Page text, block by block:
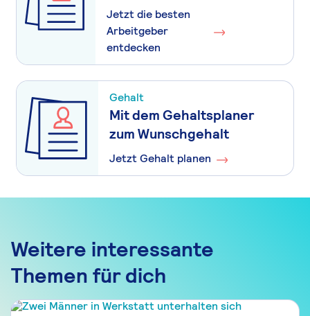
Jetzt die besten
Arbeitgeber
entdecken
Gehalt
Mit dem Gehaltsplaner
zum Wunschgehalt
Jetzt Gehalt planen
Weitere interessante
Themen für dich